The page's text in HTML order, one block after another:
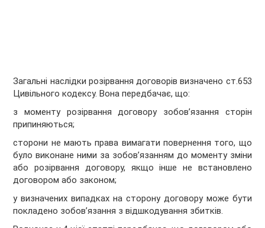
Загальні наслідки розірвання договорів визначено ст.653
Цивільного кодексу. Вона передбачає, що:
з моменту розірвання договору зобов’язання сторін
припиняються;
сторони не мають права вимагати повернення того, що
було виконане ними за зобов’язанням до моменту зміни
або розірвання договору, якщо інше не встановлено
договором або законом;
у визначених випадках на сторону договору може бути
покладено зобов’язання з відшкодування збитків.